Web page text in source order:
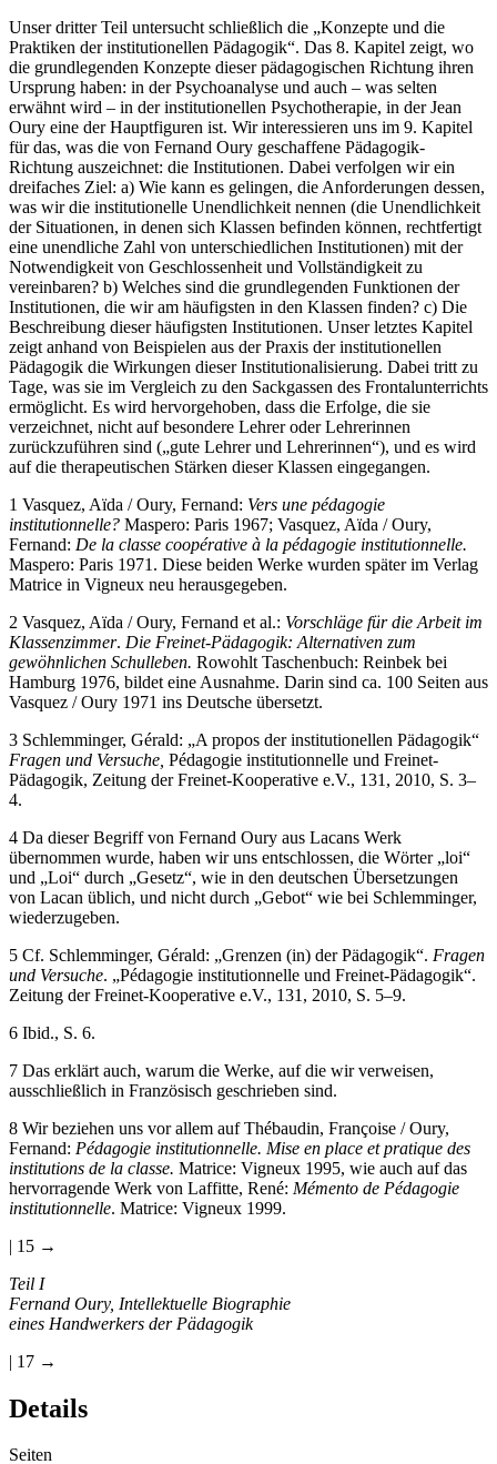
Unser dritter Teil untersucht schließlich die „Konzepte und die
Praktiken der institutionellen Pädagogik“. Das 8. Kapitel zeigt, wo
die grundlegenden Konzepte dieser pädagogischen Richtung ihren
Ursprung haben: in der Psychoanalyse und auch – was selten
erwähnt wird – in der institutionellen Psychotherapie, in der Jean
Oury eine der Hauptfiguren ist. Wir interessieren uns im 9. Kapitel
für das, was die von Fernand Oury geschaffene Pädagogik-
Richtung auszeichnet: die Institutionen. Dabei verfolgen wir ein
dreifaches Ziel: a) Wie kann es gelingen, die Anforderungen dessen,
was wir die institutionelle Unendlichkeit nennen (die Unendlichkeit
der Situationen, in denen sich Klassen befinden können, rechtfertigt
eine unendliche Zahl von unterschiedlichen Institutionen) mit der
Notwendigkeit von Geschlossenheit und Vollständigkeit zu
vereinbaren? b) Welches sind die grundlegenden Funktionen der
Institutionen, die wir am häufigsten in den Klassen finden? c) Die
Beschreibung dieser häufigsten Institutionen. Unser letztes Kapitel
zeigt anhand von Beispielen aus der Praxis der institutionellen
Pädagogik die Wirkungen dieser Institutionalisierung. Dabei tritt zu
Tage, was sie im Vergleich zu den Sackgassen des Frontalunterrichts
ermöglicht. Es wird hervorgehoben, dass die Erfolge, die sie
verzeichnet, nicht auf besondere Lehrer oder Lehrerinnen
zurückzuführen sind („gute Lehrer und Lehrerinnen“), und es wird
auf die therapeutischen Stärken dieser Klassen eingegangen.
1 Vasquez, Aïda / Oury, Fernand: Vers une pédagogie
institutionnelle? Maspero: Paris 1967; Vasquez, Aïda / Oury,
Fernand: De la classe coopérative à la pédagogie institutionnelle.
Maspero: Paris 1971. Diese beiden Werke wurden später im Verlag
Matrice in Vigneux neu herausgegeben.
2 Vasquez, Aïda / Oury, Fernand et al.: Vorschläge für die Arbeit im
Klassenzimmer. Die Freinet-Pädagogik: Alternativen zum
gewöhnlichen Schulleben. Rowohlt Taschenbuch: Reinbek bei
Hamburg 1976, bildet eine Ausnahme. Darin sind ca. 100 Seiten aus
Vasquez / Oury 1971 ins Deutsche übersetzt.
3 Schlemminger, Gérald: „A propos der institutionellen Pädagogik“
Fragen und Versuche, Pédagogie institutionnelle und Freinet-
Pädagogik, Zeitung der Freinet-Kooperative e.V., 131, 2010, S. 3–
4.
4 Da dieser Begriff von Fernand Oury aus Lacans Werk
übernommen wurde, haben wir uns entschlossen, die Wörter „loi“
und „Loi“ durch „Gesetz“, wie in den deutschen Übersetzungen
von Lacan üblich, und nicht durch „Gebot“ wie bei Schlemminger,
wiederzugeben.
5 Cf. Schlemminger, Gérald: „Grenzen (in) der Pädagogik“. Fragen
und Versuche. „Pédagogie institutionnelle und Freinet-Pädagogik“.
Zeitung der Freinet-Kooperative e.V., 131, 2010, S. 5–9.
6 Ibid., S. 6.
7 Das erklärt auch, warum die Werke, auf die wir verweisen,
ausschließlich in Französisch geschrieben sind.
8 Wir beziehen uns vor allem auf Thébaudin, Françoise / Oury,
Fernand: Pédagogie institutionnelle. Mise en place et pratique des
institutions de la classe. Matrice: Vigneux 1995, wie auch auf das
hervorragende Werk von Laffitte, René: Mémento de Pédagogie
institutionnelle. Matrice: Vigneux 1999.
| 15 →
Teil I
Fernand Oury, Intellektuelle Biographie
eines Handwerkers der Pädagogik
| 17 →
Details
Seiten